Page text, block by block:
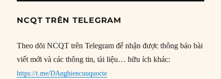
NCQT TRÊN TELEGRAM
Theo dõi NCQT trên Telegram để nhận được thông báo bài
viết mới và các thông tin, tài liệu… hữu ích khác:
https://t.me/DAnghiencuuquocte